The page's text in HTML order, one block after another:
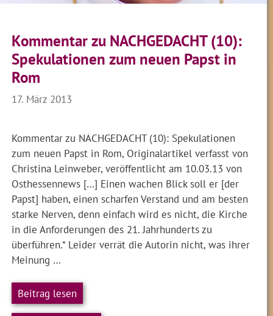
Kommentar zu NACHGEDACHT (10):
Spekulationen zum neuen Papst in
Rom
17. März 2013
Kommentar zu NACHGEDACHT (10): Spekulationen
zum neuen Papst in Rom, Originalartikel verfasst von
Christina Leinweber, veröffentlicht am 10.03.13 von
Osthessennews […] Einen wachen Blick soll er [der
Papst] haben, einen scharfen Verstand und am besten
starke Nerven, denn einfach wird es nicht, die Kirche
in die Anforderungen des 21. Jahrhunderts zu
überführen.* Leider verrät die Autorin nicht, was ihrer
Meinung …
Beitrag lesen